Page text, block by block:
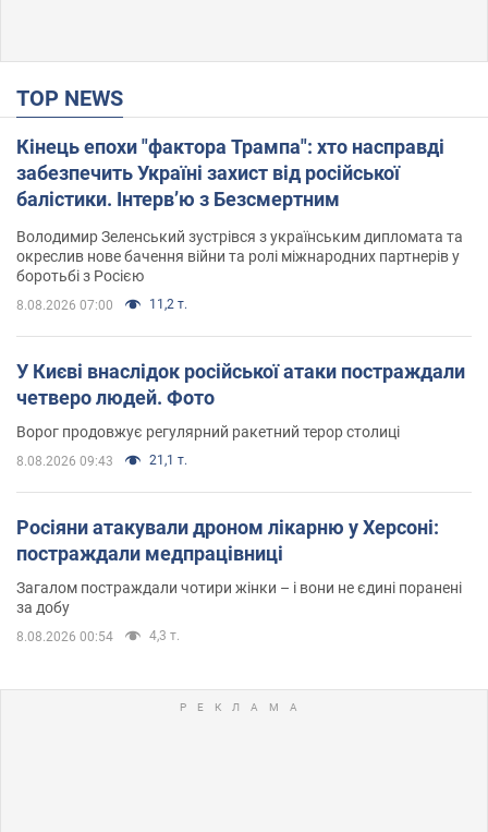
TOP NEWS
Кінець епохи "фактора Трампа": хто насправді
забезпечить Україні захист від російської
балістики. Інтерв’ю з Безсмертним
Володимир Зеленський зустрівся з українським дипломата та
окреслив нове бачення війни та ролі міжнародних партнерів у
боротьбі з Росією
8.08.2026 07:00 11,2 т.
У Києві внаслідок російської атаки постраждали
четверо людей. Фото
Ворог продовжує регулярний ракетний терор столиці
8.08.2026 09:43 21,1 т.
Росіяни атакували дроном лікарню у Херсоні:
постраждали медпрацівниці
Загалом постраждали чотири жінки – і вони не єдині поранені
за добу
8.08.2026 00:54 4,3 т.